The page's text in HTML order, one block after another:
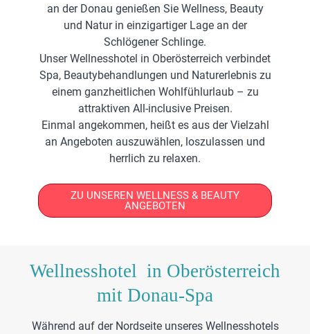
an der Donau genießen Sie Wellness, Beauty
und Natur in einzigartiger Lage an der
Schlögener Schlinge.
Unser Wellnesshotel in Oberösterreich verbindet
Spa, Beautybehandlungen und Naturerlebnis zu
einem ganzheitlichen Wohlfühlurlaub – zu
attraktiven All-inclusive Preisen.
Einmal angekommen, heißt es aus der Vielzahl
an Angeboten auszuwählen, loszulassen und
herrlich zu relaxen.
ZU UNSEREN WELLNESS & BEAUTY
ANGEBOTEN
Wellnesshotel in Oberösterreich
mit Donau-Spa
Während auf der Nordseite unseres Wellnesshotels